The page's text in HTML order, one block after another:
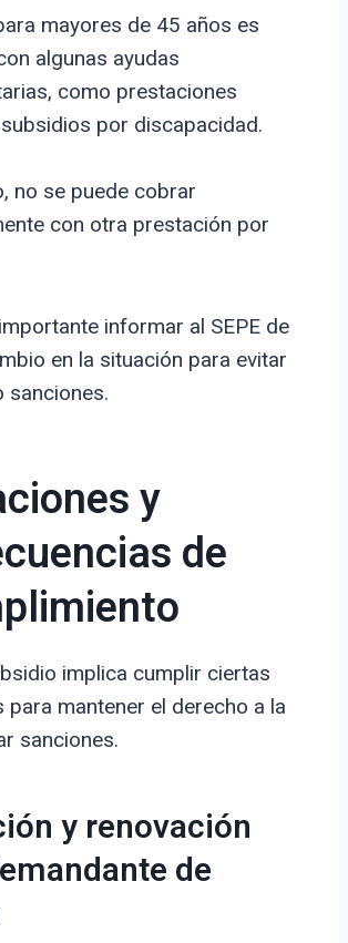
mayores de 45 años es
algunas ayudas
como prestaciones
por discapacidad.
no se puede cobrar
con otra prestación por
informar al SEPE de
en la situación para evitar
sanciones.
y
de
implica cumplir ciertas
para mantener el derecho a la
sanciones.
y renovación
de